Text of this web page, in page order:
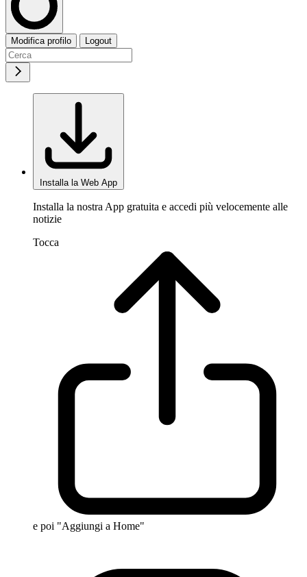
Modifica profilo Logout
Installa la Web App
Installa la nostra App gratuita e accedi più velocemente alle
notizie
Tocca
e poi "Aggiungi a Home"